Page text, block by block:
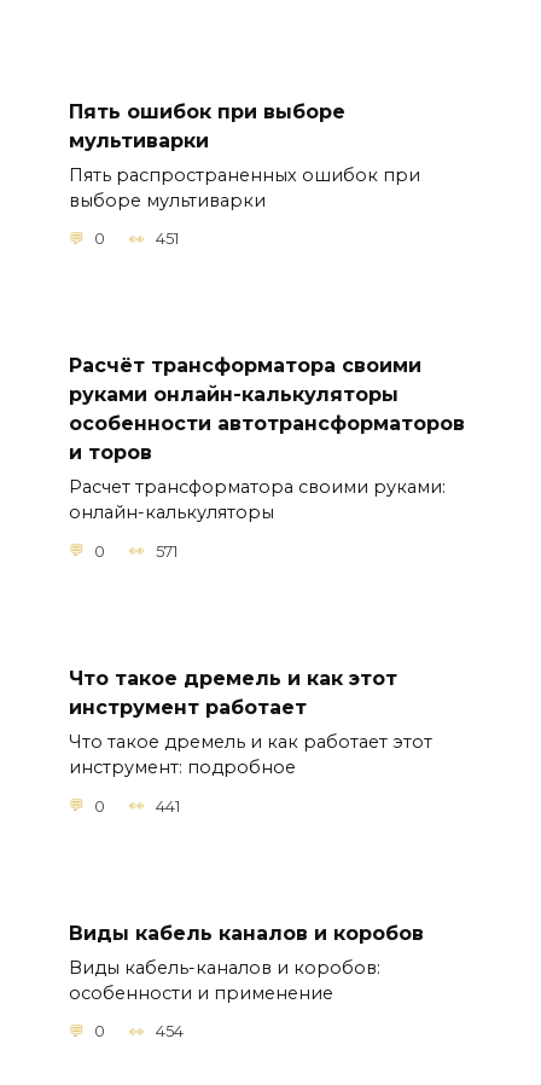
Пять ошибок при выборе
мультиварки
Пять распространенных ошибок при
выборе мультиварки
0 451
Расчёт трансформатора своими
руками онлайн-калькуляторы
особенности автотрансформаторов
и торов
Расчет трансформатора своими руками:
онлайн-калькуляторы
0 571
Что такое дремель и как этот
инструмент работает
Что такое дремель и как работает этот
инструмент: подробное
0 441
Виды кабель каналов и коробов
Виды кабель-каналов и коробов:
особенности и применение
0 454